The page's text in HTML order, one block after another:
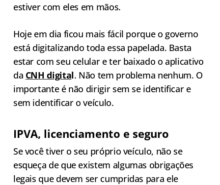
estiver com eles em mãos.
Hoje em dia ficou mais fácil porque o governo
está digitalizando toda essa papelada. Basta
estar com seu celular e ter baixado o aplicativo
da CNH digital. Não tem problema nenhum. O
importante é não dirigir sem se identificar e
sem identificar o veículo.
IPVA, licenciamento e seguro
Se você tiver o seu próprio veículo, não se
esqueça de que existem algumas obrigações
legais que devem ser cumpridas para ele